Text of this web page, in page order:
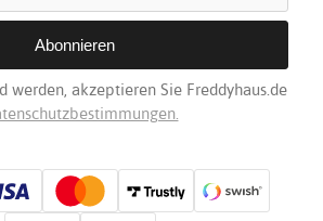
werden, akzeptieren Sie Freddyhaus.de